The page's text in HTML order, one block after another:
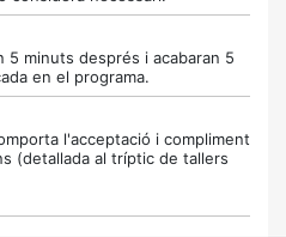
5 minuts després i acabaran 5
en el programa.
l'acceptació i compliment
(detallada al tríptic de tallers